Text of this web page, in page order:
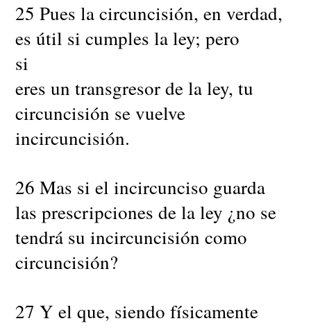
25 Pues la circuncisión, en verdad,
es útil si cumples la ley; pero
si
eres un transgresor de la ley, tu
circuncisión se vuelve
incircuncisión.
26 Mas si el incircunciso guarda
las prescripciones de la ley ¿no se
tendrá su incircuncisión como
circuncisión?
27 Y el que, siendo físicamente